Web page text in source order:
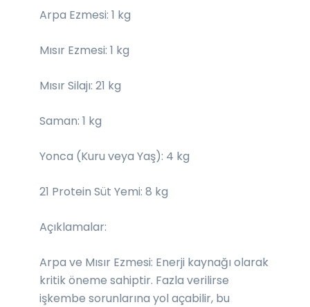
Arpa Ezmesi: 1 kg
Mısır Ezmesi: 1 kg
Mısır Silajı: 21 kg
Saman: 1 kg
Yonca (Kuru veya Yaş): 4 kg
21 Protein Süt Yemi: 8 kg
Açıklamalar:
Arpa ve Mısır Ezmesi: Enerji kaynağı olarak
kritik öneme sahiptir. Fazla verilirse
işkembe sorunlarına yol açabilir, bu